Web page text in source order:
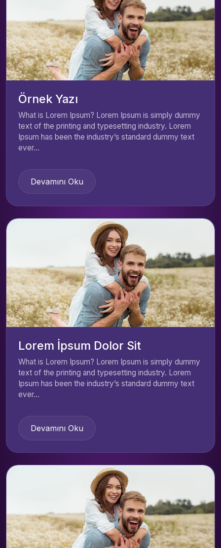
Örnek Yazı
What is Lorem Ipsum? Lorem Ipsum is simply dummy
text of the printing and typesetting industry. Lorem
Ipsum has been the industry’s standard dummy text
ever...
Devamını Oku
Lorem İpsum Dolor Sit
What is Lorem Ipsum? Lorem Ipsum is simply dummy
text of the printing and typesetting industry. Lorem
Ipsum has been the industry’s standard dummy text
ever...
Devamını Oku